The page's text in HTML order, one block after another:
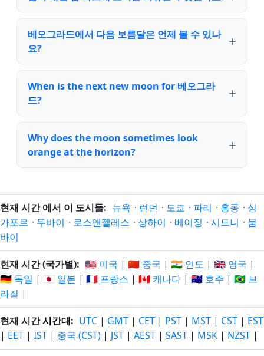
베오그라드에서 다음 보름달은 언제 볼 수 있나
요?
When is the next new moon for 베오그라
드?
Why does the moon sometimes look
orange at the horizon?
현재 시간 에서 이 도시들: 뉴욕 · 런던 · 도쿄 · 파리 · 홍콩 · 싱
가포르 · 두바이 · 로스앤젤레스 · 상하이 · 베이징 · 시드니 · 뭄
바이
현재 시간 (국가별): 🇺🇸 미국 | 🇨🇳 중국 | 🇮🇳 인도 | 🇬🇧 영국 |
🇩🇪 독일 | 🇯🇵 일본 | 🇫🇷 프랑스 | 🇨🇦 캐나다 | 🇦🇺 호주 | 🇧🇷 브
라질 |
현재 시간시간대: UTC | GMT | CET | PST | MST | CST | EST
| EET | IST | 중국 (CST) | JST | AEST | SAST | MSK | NZST |